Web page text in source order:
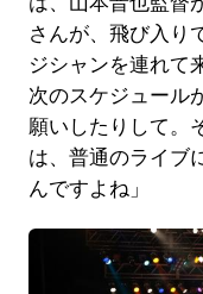
さんが、飛び入り
ジシャンを連れて
次のスケジュール
願いしたりして。
は、普通のライブ
んですよね」